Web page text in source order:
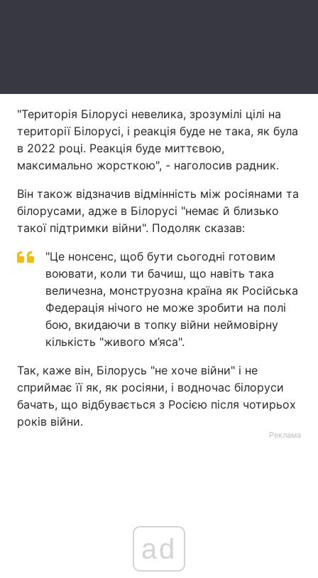
Тема оформлення
"Територія Білорусі невелика, зрозумілі цілі на
території Білорусі, і реакція буде не така, як була
в 2022 році. Реакція буде миттєвою,
максимально жорсткою", - наголосив радник.
Він також відзначив відмінність між росіянами та
білорусами, адже в Білорусі "немає й близько
такої підтримки війни". Подоляк сказав:
"Це нонсенс, щоб бути сьогодні готовим
воювати, коли ти бачиш, що навіть така
величезна, монструозна країна як Російська
Федерація нічого не може зробити на полі
бою, вкидаючи в топку війни неймовірну
кількість "живого м’яса".
Так, каже він, Білорусь "не хоче війни" і не
сприймає її як, як росіяни, і водночас білоруси
бачать, що відбувається з Росією після чотирьох
років війни.
Реклама
ad